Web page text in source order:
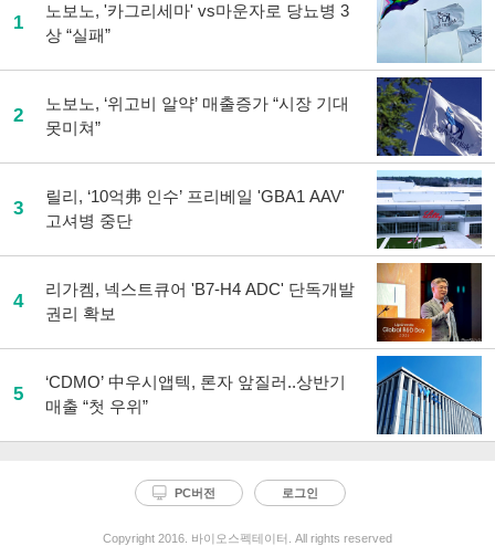
1
노보노, '카그리세마' vs마운자로 당뇨병 3
상 “실패”
2
노보노, ‘위고비 알약’ 매출증가 “시장 기대
못미쳐”
3
릴리, ‘10억弗 인수’ 프리베일 'GBA1 AAV'
고셔병 중단
4
리가켐, 넥스트큐어 'B7-H4 ADC' 단독개발
권리 확보
5
‘CDMO’ 中우시앱텍, 론자 앞질러..상반기
매출 “첫 우위”
PC버전 로그인
Copyright 2016. 바이오스펙테이터. All rights reserved